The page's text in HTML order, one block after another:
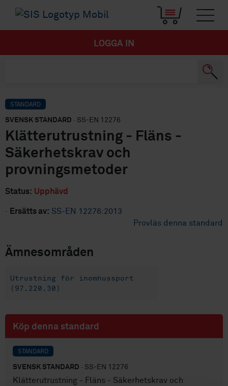
LOGGA IN
STANDARD
SVENSK STANDARD · SS-EN 12276
Klätterutrustning - Fläns -
Säkerhetskrav och
provningsmetoder
Status: Upphävd
· Ersätts av: SS-EN 12276:2013
Provläs denna standard
Ämnesområden
Utrustning för inomhussport
(97.220.30)
Köp denna standard
STANDARD
SVENSK STANDARD · SS-EN 12276
Klätterutrustning - Fläns - Säkerhetskrav och